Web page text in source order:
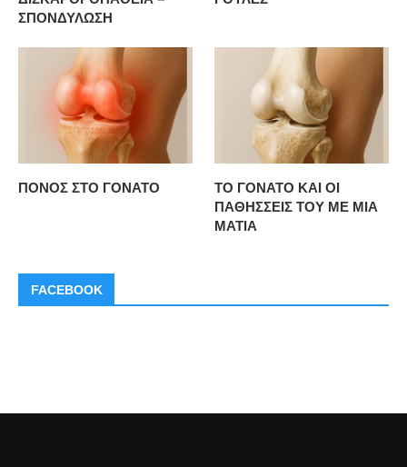
ΣΠΟΝΔΥΛΩΣΗ
ΠΟΝΟΣ ΣΤΟ ΓΟΝΑΤΟ
ΤΟ ΓΟΝΑΤΟ ΚΑΙ ΟΙ
ΠΑΘΗΣΣΕΙΣ ΤΟΥ ΜΕ ΜΙΑ
ΜΑΤΙΑ
FACEBOOK